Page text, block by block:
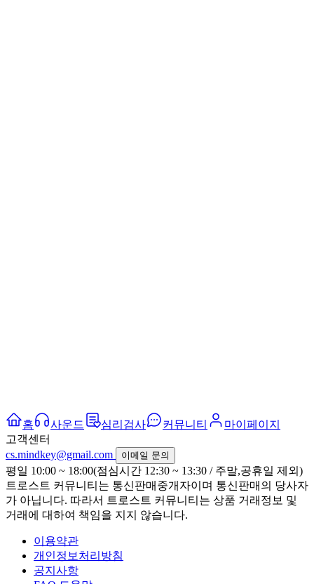
홈 사운드 심리검사 커뮤니티
마이페이지
고객센터
cs.mindkey@gmail.com
이메일 문의
평일 10:00 ~ 18:00(점심시간 12:30 ~ 13:30 / 주말,공휴일 제외)
트로스트 커뮤니티는 통신판매중개자이며 통신판매의 당사자
가 아닙니다. 따라서 트로스트 커뮤니티는 상품 거래정보 및
거래에 대하여 책임을 지지 않습니다.
이용약관
개인정보처리방침
공지사항